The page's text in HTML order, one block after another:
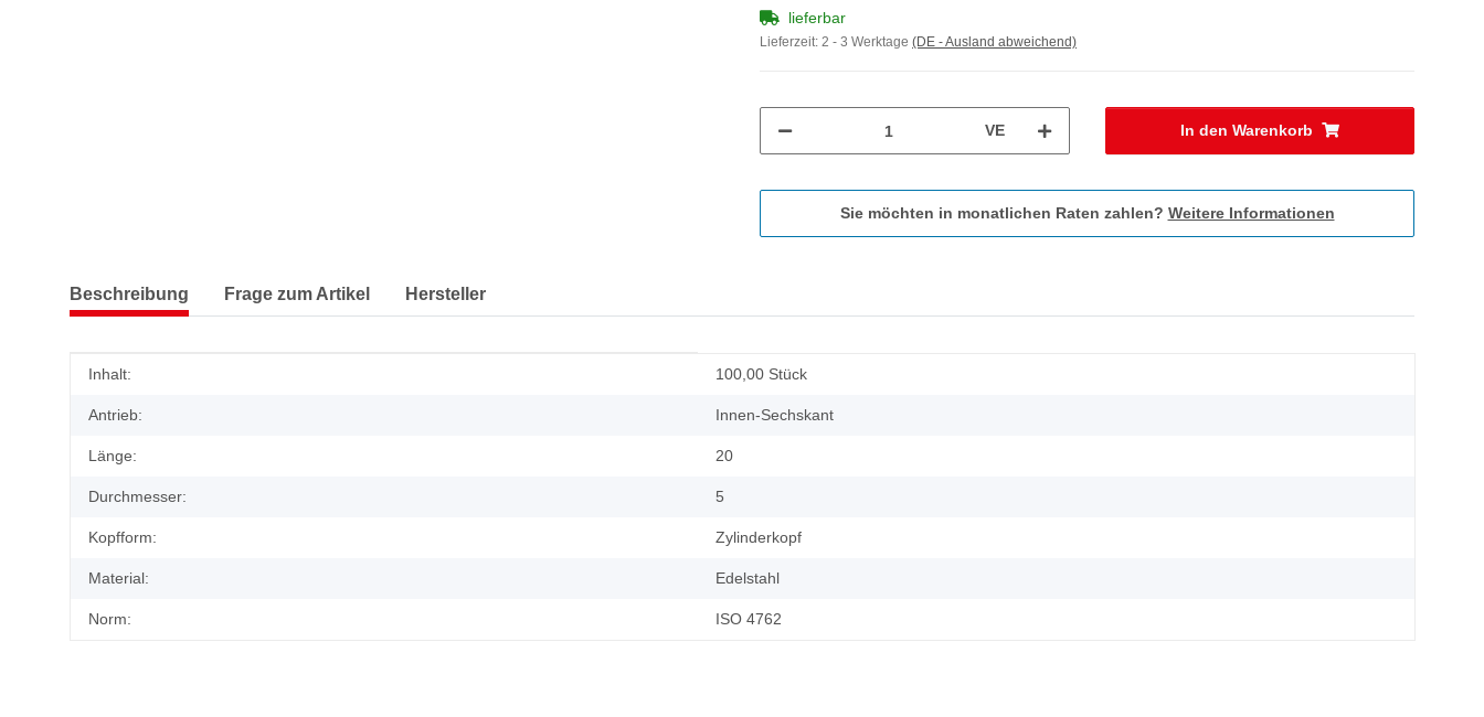
lieferbar
Lieferzeit: 2 - 3 Werktage (DE - Ausland abweichend)
VE In den Warenkorb
Sie möchten in monatlichen Raten zahlen? Weitere Informationen
Beschreibung Frage zum Artikel Hersteller
Produkteigenschaft
Wert
Inhalt: 100,00 Stück
Antrieb: Innen-Sechskant
Länge: 20
Durchmesser: 5
Kopfform: Zylinderkopf
Material: Edelstahl
Norm: ISO 4762